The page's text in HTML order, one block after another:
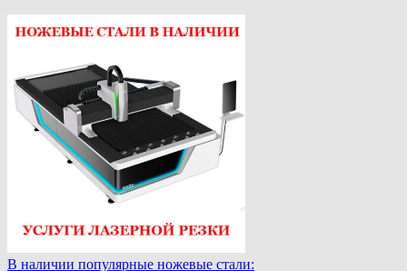
В наличии популярные ножевые стали: